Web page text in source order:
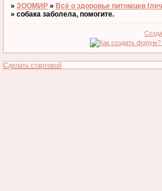
»ЗООМИР » Всё о здоровье питомцев
»собака заболела, помогите.
Сделать стартовой